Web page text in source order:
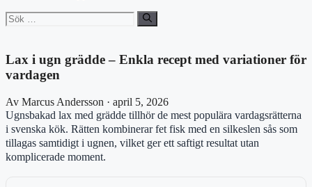
Sök
efter:
Lax i ugn grädde – Enkla recept med variationer för
vardagen
Av Marcus Andersson · april 5, 2026
Ugnsbakad lax med grädde tillhör de mest populära vardagsrätterna
i svenska kök. Rätten kombinerar fet fisk med en silkeslen sås som
tillagas samtidigt i ugnen, vilket ger ett saftigt resultat utan
komplicerade moment.